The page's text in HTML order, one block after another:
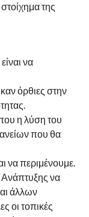
της
να
όρθιες στην
η λύση του
που θα
να περιμένουμε.
να
άλλων
οι τοπικές